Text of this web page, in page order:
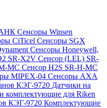
Сенсоры Winsen
CiTicel Сенсоры SGX
Сенсоры Honeywell,
SR-X2V Сенсор (LEL) SR-
MC Сенсор H2S SR-H-MC
MIPEX-04 Сенсоры АХА
КЭГ-9720 Датчики на
комплектующие для Riken
КЭГ-9720 Комплектующие